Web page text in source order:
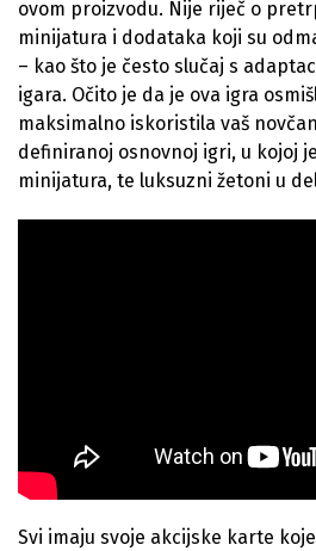
ovom proizvodu. Nije riječ o
minijatura i dodataka koji su
– kao što je često slučaj s
igara. Očito je da je ova igra
maksimalno iskoristila vaš
definiranoj osnovnoj igri, u kojoj
minijatura, te luksuzni žetoni u
Svi imaju svoje akcijske karte